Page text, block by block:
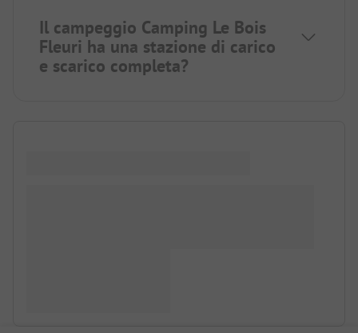
Il campeggio Camping Le Bois
Fleuri ha una stazione di carico
e scarico completa?